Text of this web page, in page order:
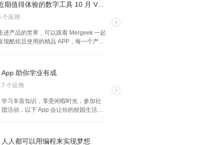
近期值得体验的数字工具 10 月 Vol.2
个应用
进产品的世界，可以跟着 Mergeek 一起
现酷炫且使用的精品 APP，每一个产品
App 助你学业有成
7 个应用
学习丰富知识，享受闲暇时光，参加社
团活动，以下 App 会让你的校园生活更
新乐器，或是一窥 IT 技术的前沿趋势。
人人都可以用编程来实现梦想